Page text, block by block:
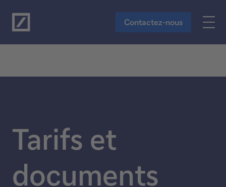
Vers le contenu principal
Contactez-nous
Tarifs et
documents